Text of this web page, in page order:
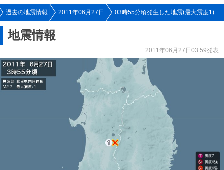
過去の地震情報 2011年06月27日 03時55分頃発生した地震(最大震度1)
地震情報
2011年06月27日03:59発表